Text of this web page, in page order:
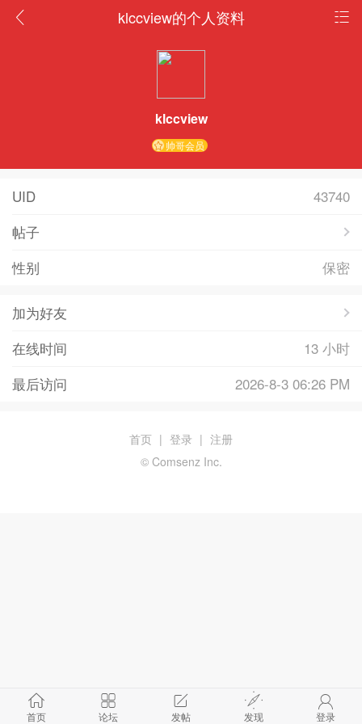
klccview的个人资料
klccview
帅哥会员
UID
43740
帖子
性别
保密
加为好友
在线时间
13 小时
最后访问
2026-8-3 06:26 PM
首页 论坛 发帖 发现 登录
首页 | 登录 | 注册
© Comsenz Inc.